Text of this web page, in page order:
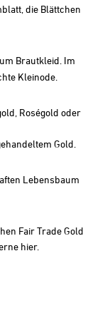
die Blättchen
Brautkleid. Im
Kleinode.
Roségold oder
Gold.
Lebensbaum
Fair Trade Gold
hier.